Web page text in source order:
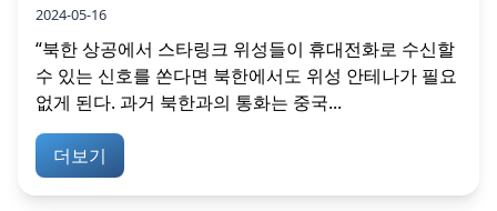
2024-05-16
“북한 상공에서 스타링크 위성들이 휴대전화로 수신할
수 있는 신호를 쏜다면 북한에서도 위성 안테나가 필요
없게 된다. 과거 북한과의 통화는 중국...
더보기